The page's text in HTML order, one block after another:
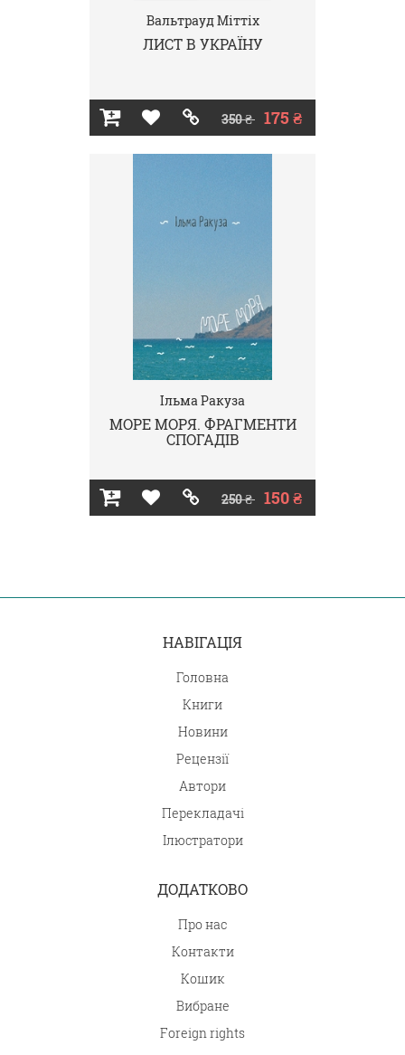
Вальтрауд Міттіх
ЛИСТ В УКРАЇНУ
350 ₴ 175 ₴
Ільма Ракуза
МОРЕ МОРЯ. ФРАГМЕНТИ
СПОГАДІВ
250 ₴ 150 ₴
НАВІГАЦІЯ
Головна
Книги
Новини
Рецензії
Автори
Перекладачі
Ілюстратори
ДОДАТКОВО
Про нас
Контакти
Кошик
Вибране
Foreign rights